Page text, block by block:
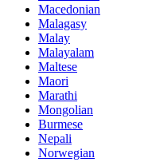
Macedonian
Malagasy
Malay
Malayalam
Maltese
Maori
Marathi
Mongolian
Burmese
Nepali
Norwegian